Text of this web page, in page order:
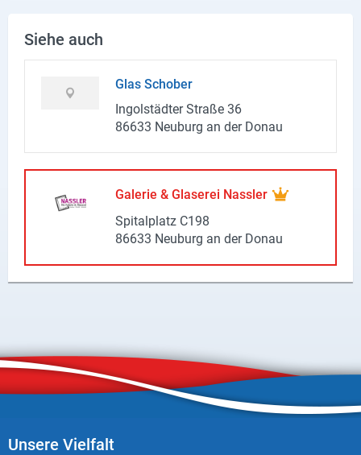
Siehe auch
Glas Scho­ber
In­gol­städ­ter Stra­ße 36
86633 Neu­burg an der Donau
Ga­le­rie & Gla­se­rei Nass­ler
Spi­tal­platz C198
86633 Neu­burg an der Donau
Unsere Vielfalt
Partner
Firmen
Newsletter
Datenschutz
Facebook